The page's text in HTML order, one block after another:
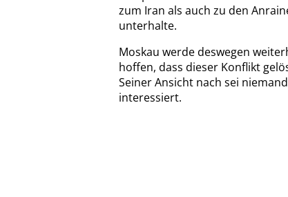
zum Iran als auch zu den
unterhalte.
Moskau werde deswegen
hoffen, dass dieser Konflikt
Seiner Ansicht nach sei
interessiert.